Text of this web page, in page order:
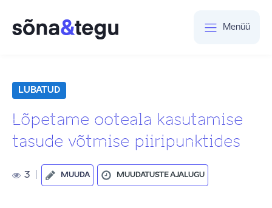
Menüü
LUBATUD
Lõpetame ooteala kasutamise
tasude võtmise piiripunktides
3 MUUDA MUUDATUSTE AJALUGU